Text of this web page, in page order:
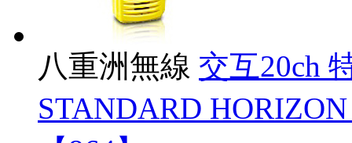
八重洲無線 交互20ch
STANDARD